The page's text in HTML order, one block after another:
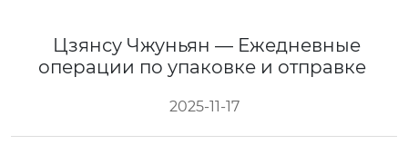
Цзянсу Чжуньян — Ежедневные
операции по упаковке и отправке
2025-11-17